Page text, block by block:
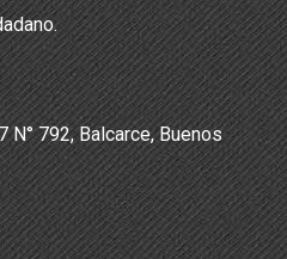
N° 792, Balcarce, Buenos